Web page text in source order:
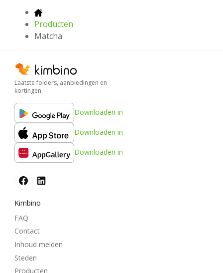
Producten
Matcha
Laatste folders, aanbiedingen en
kortingen
Downloaden in
Downloaden in
Downloaden in
Kimbino
FAQ
Contact
Inhoud melden
Steden
Producten